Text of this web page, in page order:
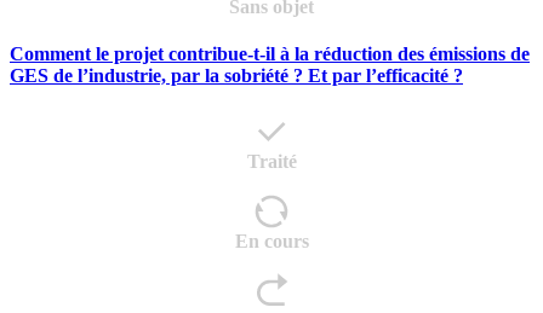
Sans objet
Comment le projet contribue-t-il à la réduction des émissions de
GES de l’industrie, par la sobriété ? Et par l’efficacité ?
Traité
En cours